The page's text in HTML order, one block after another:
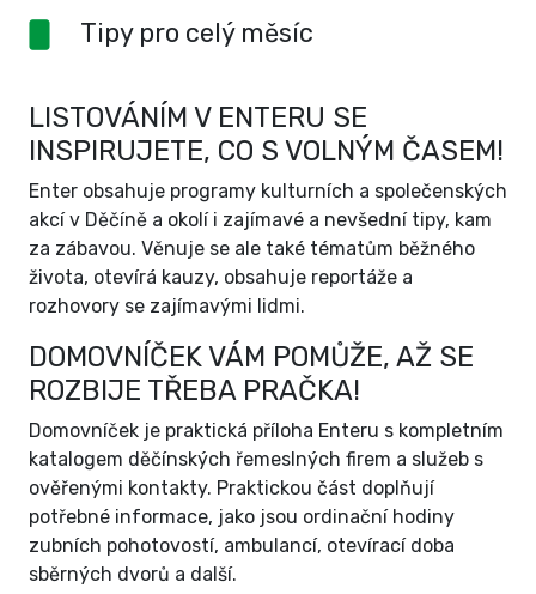
Tipy pro celý měsíc
LISTOVÁNÍM V ENTERU SE
INSPIRUJETE, CO S VOLNÝM ČASEM!
Enter obsahuje programy kulturních a společenských
akcí v Děčíně a okolí i zajímavé a nevšední tipy, kam
za zábavou. Věnuje se ale také tématům běžného
života, otevírá kauzy, obsahuje reportáže a
rozhovory se zajímavými lidmi.
DOMOVNÍČEK VÁM POMŮŽE, AŽ SE
ROZBIJE TŘEBA PRAČKA!
Domovníček je praktická příloha Enteru s kompletním
katalogem děčínských řemeslných firem a služeb s
ověřenými kontakty. Praktickou část doplňují
potřebné informace, jako jsou ordinační hodiny
zubních pohotovostí, ambulancí, otevírací doba
sběrných dvorů a další.